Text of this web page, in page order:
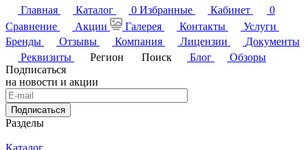
Главная
Каталог 0 Избранные Кабинет
0
Сравнение
Акции Галерея Контакты
Услуги
Бренды
Отзывы Компания Лицензии
Документы
Реквизиты
Регион Поиск Блог
Обзоры
Подписаться
на новости и акции
Подписаться
Разделы
Каталог